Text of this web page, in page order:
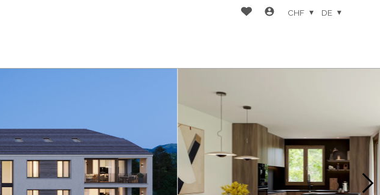
CHF DE